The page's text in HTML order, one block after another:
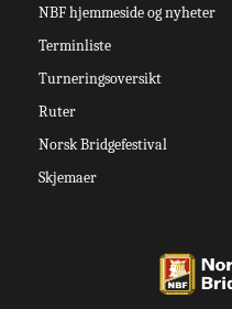
NBF hjemmeside og nyheter
Terminliste
Turneringsoversikt
Ruter
Norsk Bridgefestival
Skjemaer